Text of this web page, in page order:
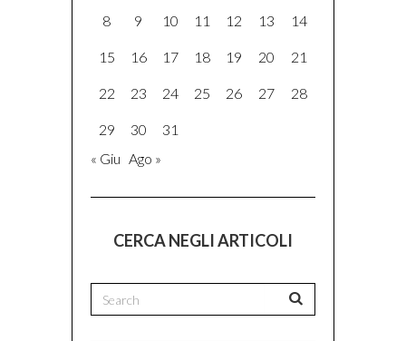
8 9 10 11 12 13 14
15 16 17 18 19 20 21
22 23 24 25 26 27 28
29 30
31
« Giu Ago »
CERCA NEGLI ARTICOLI